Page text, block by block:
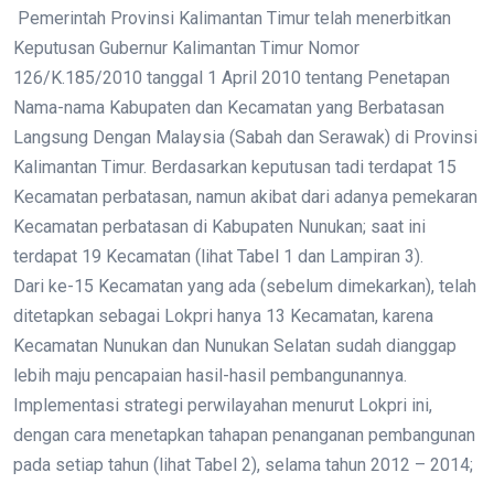
Pemerintah Provinsi Kalimantan Timur telah menerbitkan
Keputusan Gubernur Kalimantan Timur Nomor
126/K.185/2010 tanggal 1 April 2010 tentang Penetapan
Nama-nama Kabupaten dan Kecamatan yang Berbatasan
Langsung Dengan Malaysia (Sabah dan Serawak) di Provinsi
Kalimantan Timur. Berdasarkan keputusan tadi terdapat 15
Kecamatan perbatasan, namun akibat dari adanya pemekaran
Kecamatan perbatasan di Kabupaten Nunukan; saat ini
terdapat 19 Kecamatan (lihat Tabel 1 dan Lampiran 3).
Dari ke-15 Kecamatan yang ada (sebelum dimekarkan), telah
ditetapkan sebagai Lokpri hanya 13 Kecamatan, karena
Kecamatan Nunukan dan Nunukan Selatan sudah dianggap
lebih maju pencapaian hasil-hasil pembangunannya.
Implementasi strategi perwilayahan menurut Lokpri ini,
dengan cara menetapkan tahapan penanganan pembangunan
pada setiap tahun (lihat Tabel 2), selama tahun 2012 – 2014;